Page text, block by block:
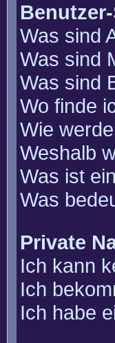
Was sind
Was sind
Was sind
Wo finde
Wie
Weshalb
Was ist
Was
Private
Ich kann
Ich
Ich habe